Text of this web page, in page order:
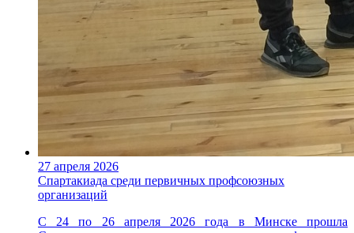
27 апреля 2026
Спартакиада среди первичных профсоюзных
организаций
С 24 по 26 апреля 2026 года в Минске прошла